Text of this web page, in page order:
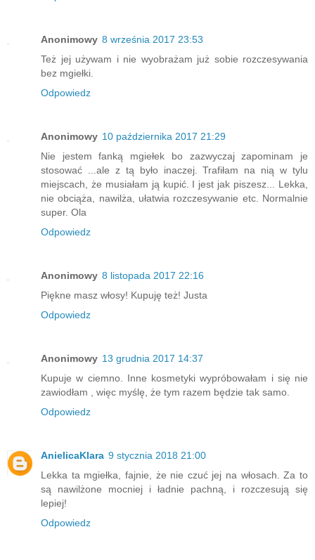
Anonimowy 8 września 2017 23:53
Też jej używam i nie wyobrażam już sobie rozczesywania
bez mgiełki.
Odpowiedz
Anonimowy 10 października 2017 21:29
Nie jestem fanką mgiełek bo zazwyczaj zapominam je
stosować ...ale z tą było inaczej. Trafiłam na nią w tylu
miejscach, że musiałam ją kupić. I jest jak piszesz... Lekka,
nie obciąża, nawilża, ułatwia rozczesywanie etc. Normalnie
super. Ola
Odpowiedz
Anonimowy 8 listopada 2017 22:16
Piękne masz włosy! Kupuję też! Justa
Odpowiedz
Anonimowy 13 grudnia 2017 14:37
Kupuje w ciemno. Inne kosmetyki wypróbowałam i się nie
zawiodłam , więc myślę, że tym razem będzie tak samo.
Odpowiedz
AnielicaKlara 9 stycznia 2018 21:00
Lekka ta mgiełka, fajnie, że nie czuć jej na włosach. Za to
są nawilżone mocniej i ładnie pachną, i rozczesują się
lepiej!
Odpowiedz